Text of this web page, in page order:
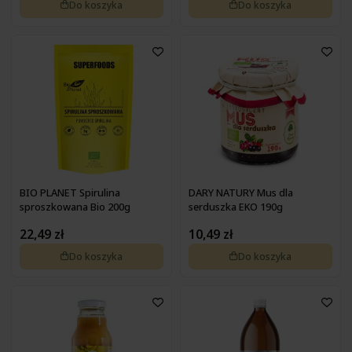
Pokrzywa
Probiotyki, prebiotyki
Propolis
Resweratrol
Różeniec górski
Szafran
Spirulina
Suplementy złożone
Tulsi
Waleriana
Wierzbownica
Wiesiołek
Zdrowa żywność na wątrobę
Zdrowa żywność na wzmocnienie
Zdrowa żywność na zaparcia
Zdrowa żywność na żołądek
Do koszyka Do koszyka
BIO PLANET Spirulina
sproszkowana Bio 200g
22,49 zł
Do koszyka
DARY NATURY Mus dla
serduszka EKO 190g
10,49 zł
Do koszyka